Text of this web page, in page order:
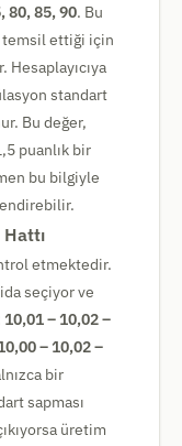
80, 85, 90. Bu
temsil ettiği için
Hesaplayıcıya
standart
Bu değer,
puanlık bir
bu bilgiyle
etmektedir.
seçiyor ve
10,01 – 10,02 –
– 10,02 –
bir
sapması
üretim